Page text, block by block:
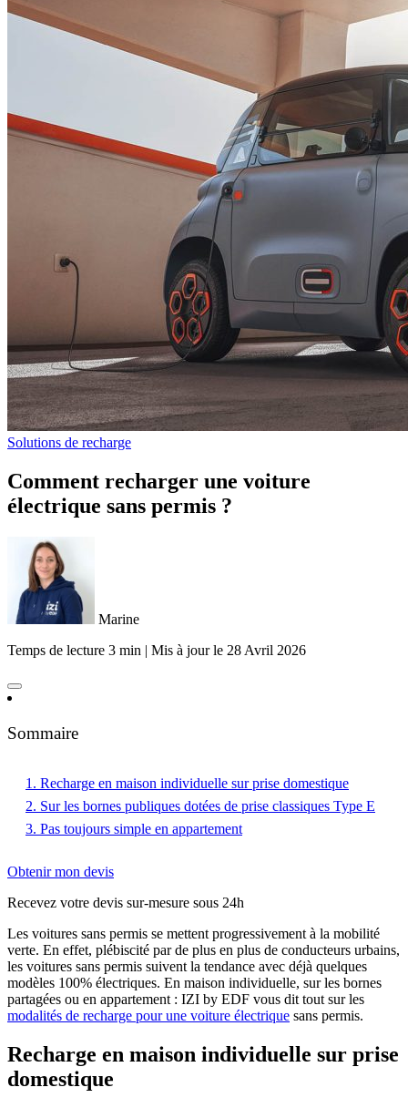
Solutions de recharge
Comment recharger une voiture
électrique sans permis ?
Marine
Temps de lecture 3 min | Mis à jour le 28 Avril 2026
Sommaire
1. Recharge en maison individuelle sur prise domestique
2. Sur les bornes publiques dotées de prise classiques Type E
3. Pas toujours simple en appartement
Obtenir mon devis
Recevez votre devis sur-mesure sous 24h
Les voitures sans permis se mettent progressivement à la mobilité
verte. En effet, plébiscité par de plus en plus de conducteurs urbains,
les voitures sans permis suivent la tendance avec déjà quelques
modèles 100% électriques. En maison individuelle, sur les bornes
partagées ou en appartement : IZI by EDF vous dit tout sur les
modalités de recharge pour une voiture électrique sans permis.
Recharge en maison individuelle sur prise
domestique